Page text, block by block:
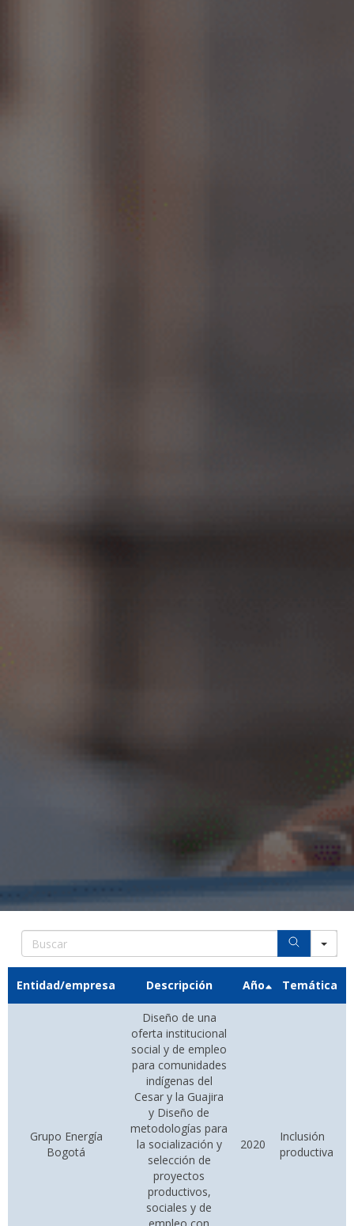
Search
Entidad/empresa Descripción Año Temática
Grupo Energía
Bogotá
Diseño de una
oferta institucional
social y de empleo
para comunidades
indígenas del
Cesar y la Guajira
y Diseño de
metodologías para
la socialización y
selección de
proyectos
productivos,
sociales y de
2020
Inclusión
productiva